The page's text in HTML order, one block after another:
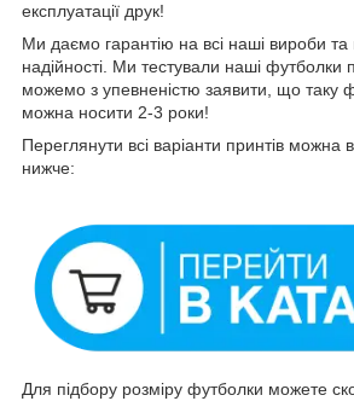
експлуатації друк!
Ми даємо гарантію на всі наші вироби та
надійності. Ми тестували наші футболки
можемо з упевненістю заявити, що таку
можна носити 2-3 роки!
Переглянути всі варіанти принтів можна
нижче:
Для підбору розміру футболки можете